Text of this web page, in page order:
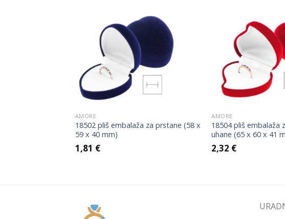
AMORE
18502 pliš embalaža za prstane (58 x
59 x 40 mm)
1,81 €
AMORE
18504 pliš embalaža
uhane (65 x 60 x 41
2,32 €